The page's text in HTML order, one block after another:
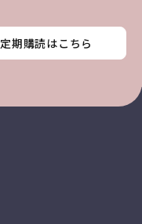
定期購読はこちら
定期購読はこちら
定期購読はこちら
定期購読はこちら